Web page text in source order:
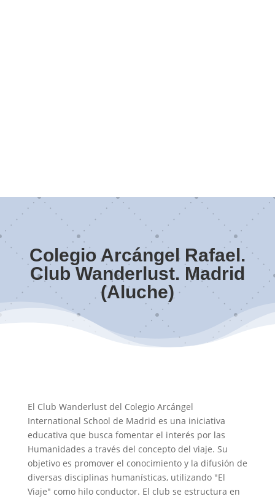
Colegio Arcángel Rafael.
Club Wanderlust. Madrid
(Aluche)
El Club Wanderlust del Colegio Arcángel
International School de Madrid es una iniciativa
educativa que busca fomentar el interés por las
Humanidades a través del concepto del viaje. Su
objetivo es promover el conocimiento y la difusión de
diversas disciplinas humanísticas, utilizando "El
Viaje" como hilo conductor. El club se estructura en